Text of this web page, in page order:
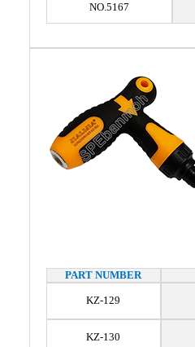
NO.5167
PART NUMBER
KZ-129
KZ-130